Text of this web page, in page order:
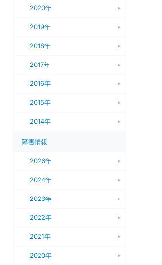
2020年
2019年
2018年
2017年
2016年
2015年
2014年
障害情報
2026年
2024年
2023年
2022年
2021年
2020年